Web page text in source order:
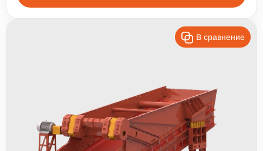
В сравнение